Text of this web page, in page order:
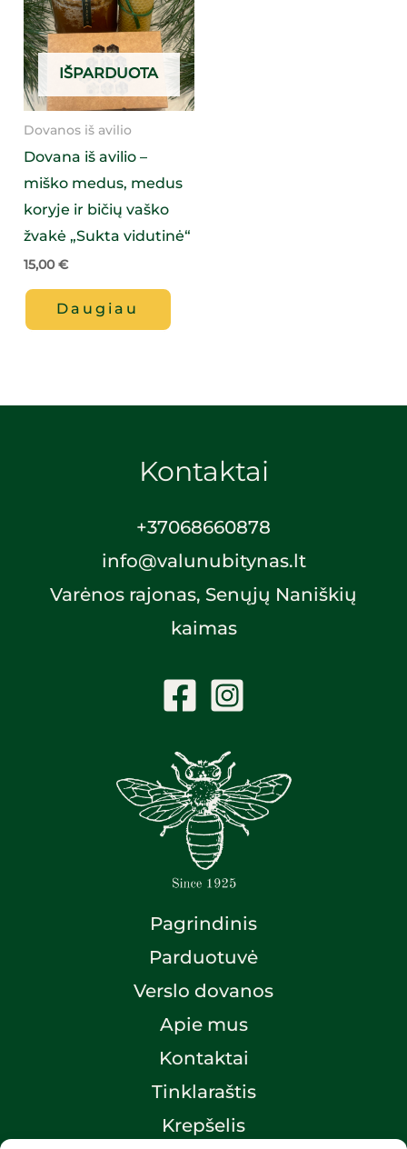
IŠPARDUOTA
Dovanos iš avilio
Dovana iš avilio –
miško medus, medus
koryje ir bičių vaško
žvakė „Sukta vidutinė“
15,00€
Daugiau
Kontaktai
+37068660878
info@valunubitynas.lt
Varėnos rajonas, Senųjų Naniškių
kaimas
Pagrindinis
Parduotuvė
Verslo dovanos
Apie mus
Kontaktai
Tinklaraštis
Krepšelis